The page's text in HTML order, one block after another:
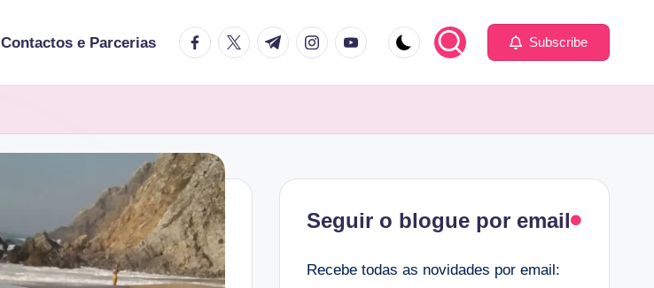
Contactos e Parcerias facebook.com
twitter.com
t.me instagram.com
youtube.com Subscribe
Seguir o blogue por email
Recebe todas as novidades por email: